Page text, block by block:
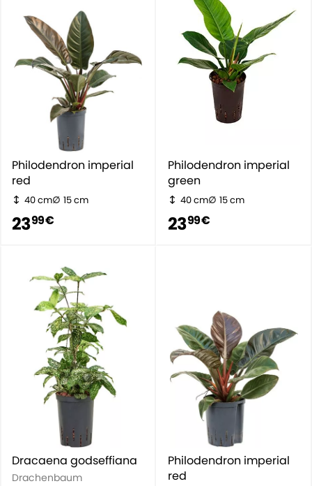
Philodendron imperial
red
40 cm 15 cm
2399 €
Philodendron imperial
green
40 cm 15 cm
2399 €
Dracaena godseffiana
Drachenbaum
Philodendron imperial
red